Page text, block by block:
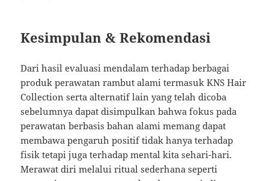
Kesimpulan & Rekomendasi
Dari hasil evaluasi mendalam terhadap berbagai
produk perawatan rambut alami termasuk KNS Hair
Collection serta alternatif lain yang telah dicoba
sebelumnya dapat disimpulkan bahwa fokus pada
perawatan berbasis bahan alami memang dapat
membawa pengaruh positif tidak hanya terhadap
fisik tetapi juga terhadap mental kita sehari-hari.
Merawat diri melalui ritual sederhana seperti